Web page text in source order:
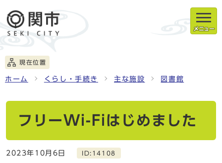
メニュー
現在位置
ホーム くらし・手続き 主な施設 図書館
フリーWi-Fiはじめました
2023年10月6日 ID:14108